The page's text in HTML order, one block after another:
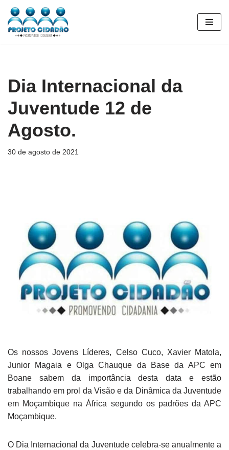
Pular
Dia Internacional da
Juventude 12 de
Agosto.
30 de agosto de 2021
Os nossos Jovens Líderes, Celso Cuco, Xavier Matola,
Junior Magaia e Olga Chauque da Base da APC em
Boane sabem da importância desta data e estão
trabalhando em prol da Visão e da Dinâmica da Juventude
em Moçambique na África segundo os padrões da APC
Moçambique.
O Dia Internacional da Juventude celebra-se anualmente a